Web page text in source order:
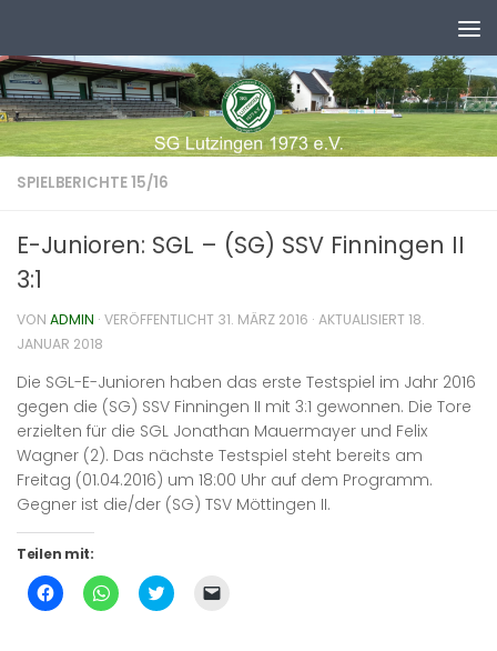
SPIELBERICHTE 15/16
E-Junioren: SGL – (SG) SSV Finningen II
3:1
VON ADMIN · VERÖFFENTLICHT 31. MÄRZ 2016 · AKTUALISIERT18.
JANUAR 2018
Die SGL-E-Junioren haben das erste Testspiel im Jahr 2016
gegen die (SG) SSV Finningen II mit 3:1 gewonnen. Die Tore
erzielten für die SGL Jonathan Mauermayer und Felix
Wagner (2). Das nächste Testspiel steht bereits am
Freitag (01.04.2016) um 18:00 Uhr auf dem Programm.
Gegner ist die/der (SG) TSV Möttingen II.
Teilen mit:
Klick,
um
Klicken,
um
Klick,
um